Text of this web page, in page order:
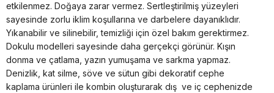
etkilenmez. Doğaya zarar vermez. Sertleştirilmiş yüzeyleri
sayesinde zorlu iklim koşullarına ve darbelere dayanıklıdır.
Yıkanabilir ve silinebilir, temizliği için özel bakım gerektirmez.
Dokulu modelleri sayesinde daha gerçekçi görünür. Kışın
donma ve çatlama, yazın yumuşama ve sarkma yapmaz.
Denizlik, kat silme, söve ve sütun gibi dekoratif cephe
kaplama ürünleri ile kombin oluşturarak dış ve iç cephenizde